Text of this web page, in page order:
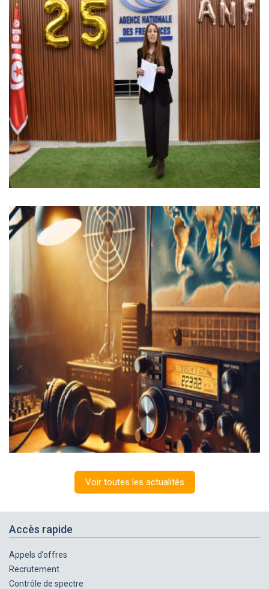
Voir toutes les actualités
Accès rapide
Appels d’offres
Recrutement
Contrôle de spectre